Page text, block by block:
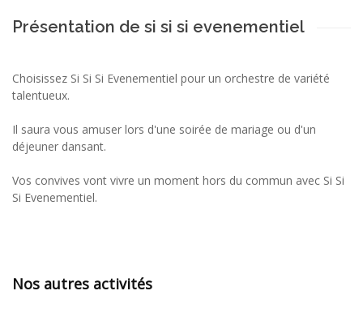
Présentation de si si si evenementiel
Choisissez Si Si Si Evenementiel pour un orchestre de variété
talentueux.
Il saura vous amuser lors d'une soirée de mariage ou d'un
déjeuner dansant.
Vos convives vont vivre un moment hors du commun avec Si Si
Si Evenementiel.
Nos autres activités